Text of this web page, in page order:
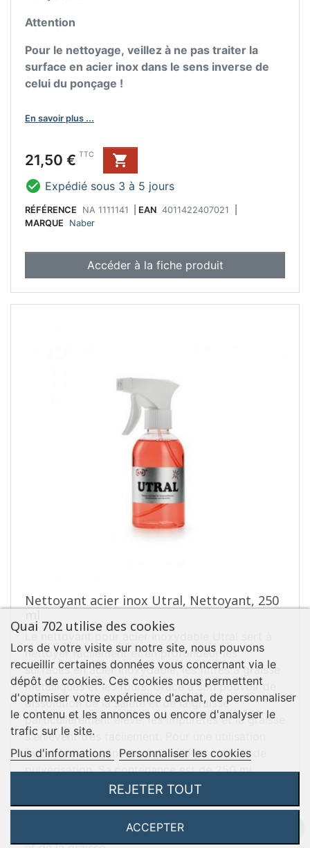
Attention
Pour le nettoyage, veillez à ne pas traiter la
surface en acier inox dans le sens inverse de
celui du ponçage !
En savoir plus ...
Prix
21,50 € TTC

 Expédié sous 3 à 5 jours
RÉFÉRENCE NA 1111141 EAN 4011422407021
MARQUE
Naber
Accéder à la fiche produit
Nettoyant acier inox Utral, Nettoyant, 250
nettoyer facilement et en profondeur les
surfaces en acier inoxydable, les filtres à graisse
métalliques et les fours. Grâce à son pouvoir de
dissolution de la saleté et de la graisse
particulièrement élevé, les impuretés et la graisse
s'enlèvent très facilement. Pour une utilisation
facile, le nettoyant est équipé d'un embout de
pulvérisation. Sa contenance est de 250 ml.
Produit nettoyant pour surfaces en acier inox,
filtres anti-graisses métalliques et fours.
Avec un pouvoir élevé de dissolution de la saleté
Quai 702 utilise des cookies
Lors de votre visite sur notre site, nous pouvons
recueillir certaines données vous concernant via le
dépôt de cookies. Ces cookies nous permettent
d'optimiser votre expérience d'achat, de personnaliser
le contenu et les annonces ou encore d'analyser le
trafic sur le site.
Plus d'informations
Personnaliser les cookies
REJETER TOUT
ACCEPTER